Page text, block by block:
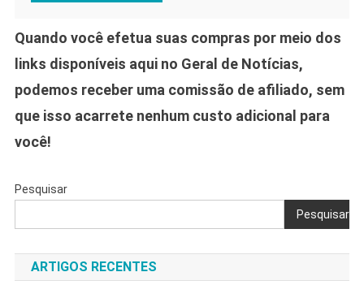
Quando você efetua suas compras por meio dos
links disponíveis aqui no Geral de Notícias,
podemos receber uma comissão de afiliado, sem
que isso acarrete nenhum custo adicional para
você!
Pesquisar
Pesquisar
ARTIGOS RECENTES